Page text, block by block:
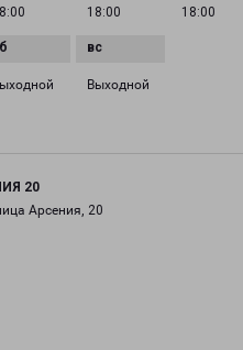
18:00
18:00
Выходной
20
Арсения, 20